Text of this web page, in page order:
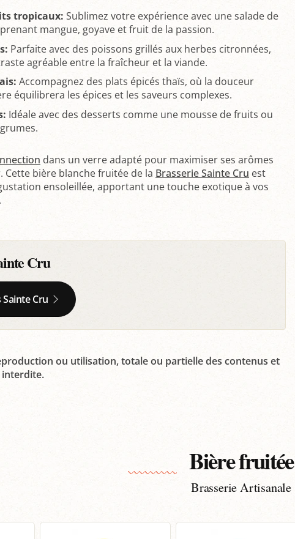
tropicaux: Sublimez votre expérience avec une salade de
mangue, goyave et fruit de la passion.
Parfaite avec des poissons grillés aux herbes citronnées,
agréable entre la fraîcheur et la viande.
Accompagnez des plats épicés thaïs, où la douceur
équilibrera les épices et les saveurs complexes.
Idéale avec des desserts comme une mousse de fruits ou
dans un verre adapté pour maximiser ses arômes
bière blanche fruitée de la Brasserie Sainte Cru est
ensoleillée, apportant une touche exotique à vos
Cru
Cru
ou utilisation, totale ou partielle des contenus et
interdite.
Bière fruitée
Brasserie Artisanale